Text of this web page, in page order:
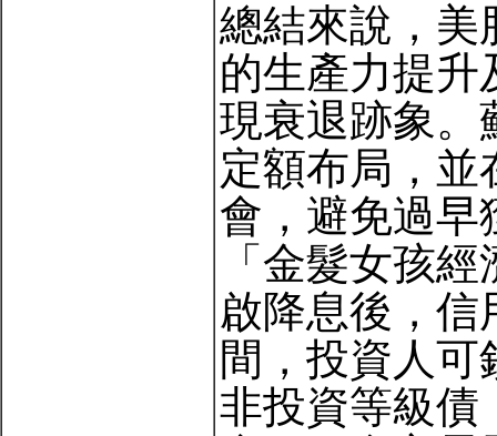
總結來說，美
的生產力提升
現衰退跡象。
定額布局，並
會，避免過早
「金髮女孩
啟降息後，信
間，投資人
非投資等級債